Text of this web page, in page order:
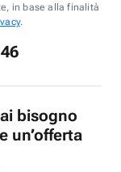
in base alla finalità
.
bisogno
un’offerta